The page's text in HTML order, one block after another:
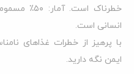
خطرناک
انسانی است.
با پرهیز از خطرات غذاهای
ایمن نگه دارید.